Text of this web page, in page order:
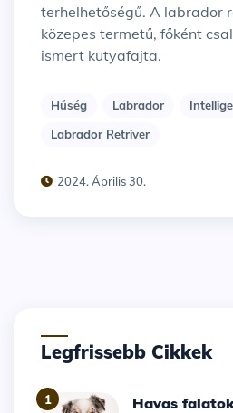
terhelhetőségű. A labrador
közepes termetű, főként
ismert kutyafajta.
Hűség Labrador
Labrador Retriver
2024. Április 30.
Legfrissebb Cikkek
1
Havas falatok: Miért esznek a